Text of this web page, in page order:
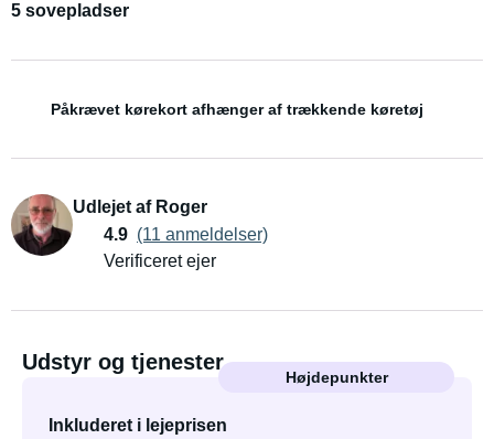
5 sovepladser
Påkrævet kørekort afhænger af trækkende køretøj
Udlejet af Roger
4.9 (11 anmeldelser)
Verificeret ejer
Udstyr og tjenester
Højdepunkter
Inkluderet i lejeprisen